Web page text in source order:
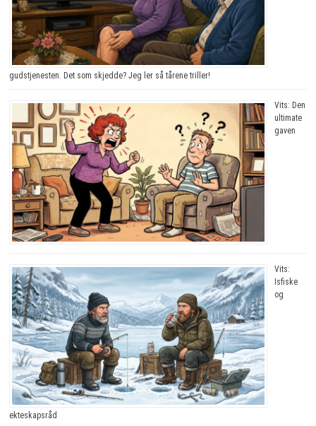
gudstjenesten. Det som skjedde? Jeg ler så tårene triller!
Vits: Den
ultimate
gaven
Vits:
Isfiske
og
ekteskapsråd